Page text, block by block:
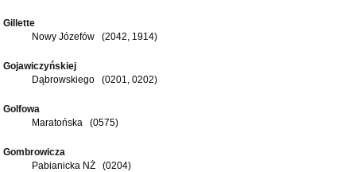
Gillette
Nowy Józefów (2042, 1914)
Gojawiczyńskiej
Dąbrowskiego (0201, 0202)
Golfowa
Maratońska (0575)
Gombrowicza
Pabianicka NŻ (0204)